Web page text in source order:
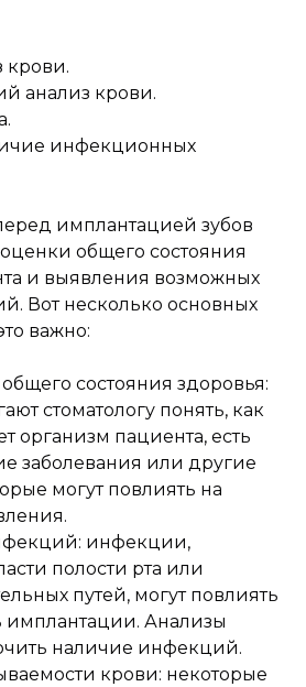
анализ крови.
инфекционных
имплантацией зубов
общего состояния
и выявления возможных
Вот несколько основных
важно:
состояния здоровья:
стоматологу понять, как
организм пациента, есть
заболевания или другие
могут повлиять на
инфекции,
полости рта или
путей, могут повлиять
имплантации. Анализы
наличие инфекций.
крови: некоторые